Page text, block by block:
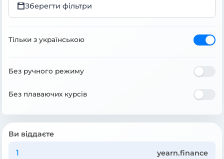
Зберегти фільтри
Тільки з українською
Без ручного режиму
Без плаваючих курсів
Ви віддаєте
yearn.finance